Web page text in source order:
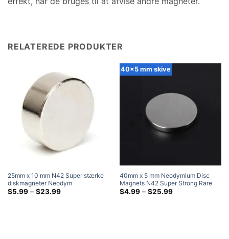
RELATEREDE PRODUKTER
25mm x 10 mm N42 Super stærke
diskmagneter Neodym
Nikkelbelagt Neo Rare Earth Disk
$5.99 – $23.99Prisklasse:
40x5 mm skive
40mm x 5 mm Neodymium Disc
Magnets N42 Super Strong Rare
Earth 40x5 mm store
$4.99 – $25.99Prisklasse: